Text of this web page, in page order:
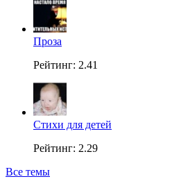
Проза
Рейтинг: 2.41
Стихи для детей
Рейтинг: 2.29
Все темы